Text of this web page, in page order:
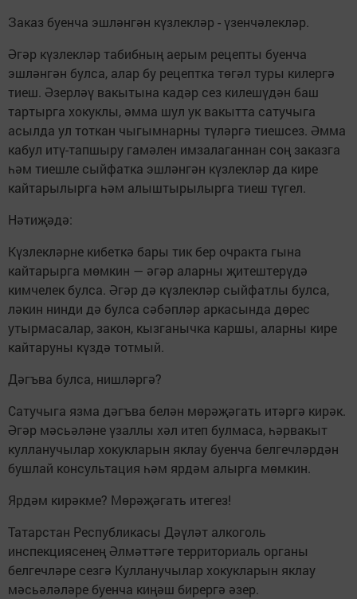
Заказ буенча эшләнгән күзлекләр - үзенчәлекләр.
Әгәр күзлекләр табибның аерым рецепты буенча
эшләнгән булса, алар бу рецептка төгәл туры килергә
тиеш. Әзерләү вакытына кадәр сез килешүдән баш
тартырга хокуклы, әмма шул ук вакытта сатучыга
асылда ул тоткан чыгымнарны түләргә тиешсез. Әмма
кабул итү-тапшыру гамәлен имзалаганнан соң заказга
һәм тиешле сыйфатка эшләнгән күзлекләр да кире
кайтарылырга һәм алыштырылырга тиеш түгел.
Нәтиҗәдә:
Күзлекләрне кибеткә бары тик бер очракта гына
кайтарырга мөмкин — әгәр аларны җитештерүдә
кимчелек булса. Әгәр дә күзлекләр сыйфатлы булса,
ләкин нинди дә булса сәбәпләр аркасында дөрес
утырмасалар, закон, кызганычка каршы, аларны кире
кайтаруны күздә тотмый.
Дәгъва булса, нишләргә?
Сатучыга язма дәгъва белән мөрәҗәгать итәргә кирәк.
Әгәр мәсьәләне үзаллы хәл итеп булмаса, һәрвакыт
кулланучылар хокукларын яклау буенча белгечләрдән
бушлай консультация һәм ярдәм алырга мөмкин.
Ярдәм кирәкме? Мөрәҗәгать итегез!
Татарстан Республикасы Дәүләт алкоголь
инспекциясенең Әлмәттәге территориаль органы
белгечләре сезгә Кулланучылар хокукларын яклау
мәсьәләләре буенча киңәш бирергә әзер.